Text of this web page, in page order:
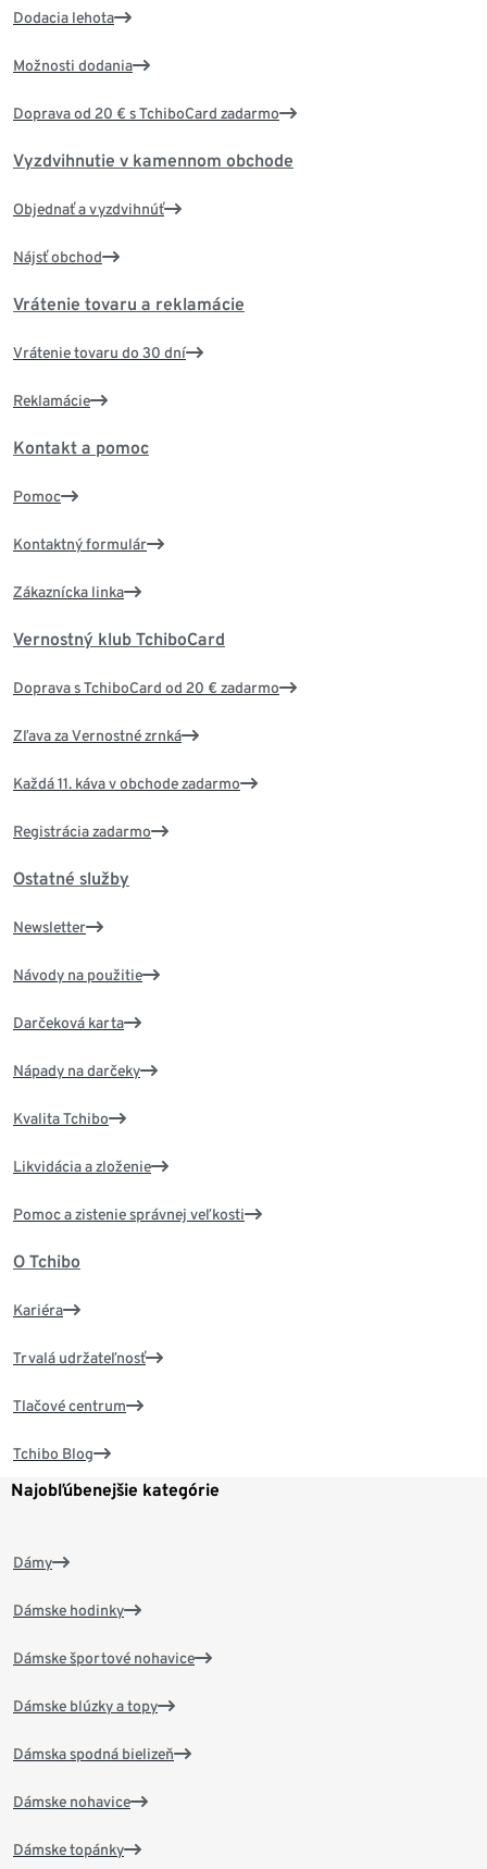
Dodacia lehota
Možnosti dodania
Doprava od 20 € s TchiboCard zadarmo
Vyzdvihnutie v kamennom obchode
Objednať a vyzdvihnúť
Nájsť obchod
Vrátenie tovaru a reklamácie
Vrátenie tovaru do 30 dní
Reklamácie
Kontakt a pomoc
Pomoc
Kontaktný formulár
Zákaznícka linka
Vernostný klub TchiboCard
Doprava s TchiboCard od 20 € zadarmo
Zľava za Vernostné zrnká
Každá 11. káva v obchode zadarmo
Registrácia zadarmo
Ostatné služby
Newsletter
Návody na použitie
Darčeková karta
Nápady na darčeky
Kvalita Tchibo
Likvidácia a zloženie
Pomoc a zistenie správnej veľkosti
O Tchibo
Kariéra
Trvalá udržateľnosť
Tlačové centrum
Tchibo Blog
Najobľúbenejšie kategórie
Dámy
Dámske hodinky
Dámske športové nohavice
Dámske blúzky a topy
Dámska spodná bielizeň
Dámske nohavice
Dámske topánky